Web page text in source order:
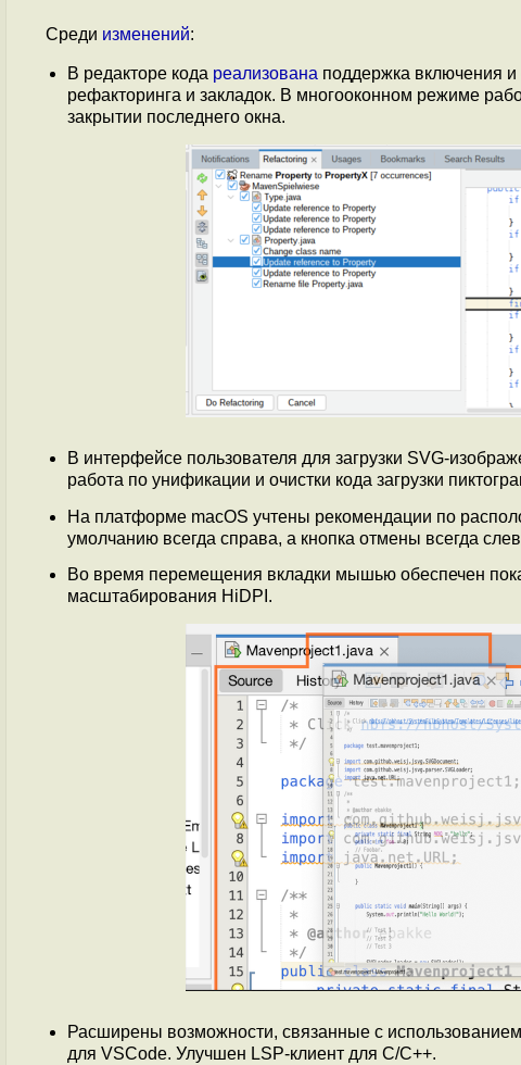
Среди изменений:
В редакторе кода реализована поддержка включения и
рефакторинга и закладок. В многооконном режиме
закрытии последнего окна.
В интерфейсе пользователя для загрузки SVG-
работа по унификации и очистки кода загрузки
На платформе macOS учтены рекомендации по
умолчанию всегда справа, а кнопка отмены всегда
Во время перемещения вкладки мышью обеспечен
масштабирования HiDPI.
Расширены возможности, связанные с
для VSCode. Улучшен LSP-клиент для C/C++.